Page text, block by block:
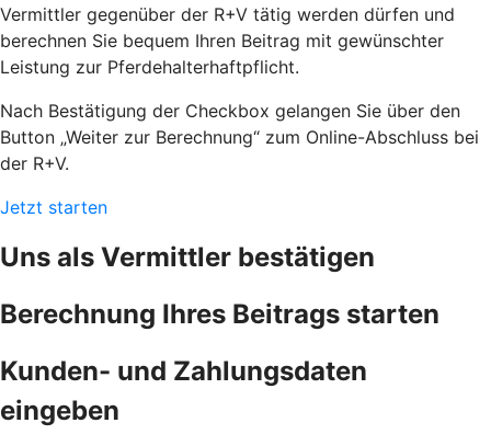
Vermittler gegenüber der R+V tätig werden dürfen und
berechnen Sie bequem Ihren Beitrag mit gewünschter
Leistung zur Pferdehalterhaftpflicht.
Nach Bestätigung der Checkbox gelangen Sie über den
Button „Weiter zur Berechnung“ zum Online-Abschluss bei
der R+V.
Jetzt starten
Uns als Vermittler bestätigen
Berechnung Ihres Beitrags starten
Kunden- und Zahlungsdaten
eingeben